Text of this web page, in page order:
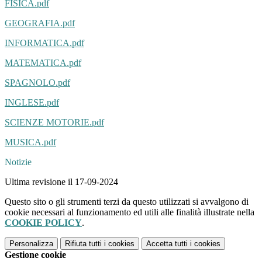
FISICA.pdf
GEOGRAFIA.pdf
INFORMATICA.pdf
MATEMATICA.pdf
SPAGNOLO.pdf
INGLESE.pdf
SCIENZE MOTORIE.pdf
MUSICA.pdf
Notizie
Ultima revisione il 17-09-2024
Questo sito o gli strumenti terzi da questo utilizzati si avvalgono di
cookie necessari al funzionamento ed utili alle finalità illustrate nella
COOKIE POLICY.
Personalizza Rifiuta tutti i cookies Accetta tutti i cookies
Gestione cookie